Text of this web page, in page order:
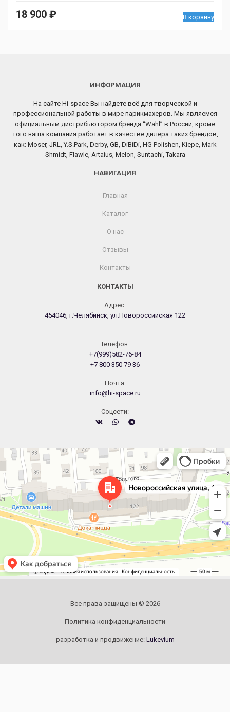
18 900 ₽ В корзину
ИНФОРМАЦИЯ
На сайте Hi-space Вы найдете всё для творческой и
профессиональной работы в мире парикмахеров. Мы являемся
официальным дистрибьютором бренда “Wahl” в России, кроме
того наша компания работает в качестве дилера таких брендов,
как: Moser, JRL, Y.S.Park, Derby, GB, DiBiDi, HG Polishen, Kiepe, Mark
Shmidt, Flawle, Artaius, Melon, Suntachi, Takara
НАВИГАЦИЯ
Главная
Каталог
О нас
Отзывы
Контакты
КОНТАКТЫ
Адрес:
454046, г.Челябинск, ул.Новороссийская 122
Телефон:
+7(999)582-76-84
+7 800 350 79 36
Почта:
info@hi-space.ru
Cоцсети:
Челябинск
Новороссийская улица, 122 — Яндекс.Карты
Все права защищены © 2026
Политика конфиденциальности
разработка и продвижение: Lukevium